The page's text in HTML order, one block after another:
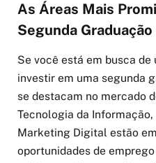
As Áreas Mais
Segunda Graduação
Se você está em busca
investir em uma segunda
se destacam no mercado
Tecnologia da
Marketing Digital estão
oportunidades de